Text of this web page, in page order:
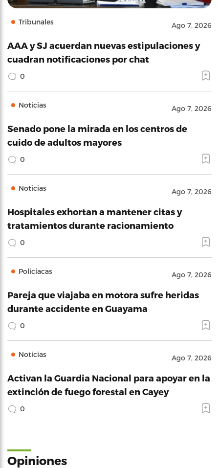
Tribunales Ago 7, 2026
AAA y SJ acuerdan nuevas estipulaciones y
cuadran notificaciones por chat
0
Noticias Ago 7, 2026
Senado pone la mirada en los centros de
cuido de adultos mayores
0
Noticias Ago 7, 2026
Hospitales exhortan a mantener citas y
tratamientos durante racionamiento
0
Policíacas Ago 7, 2026
Pareja que viajaba en motora sufre heridas
durante accidente en Guayama
0
Noticias Ago 7, 2026
Activan la Guardia Nacional para apoyar en la
extinción de fuego forestal en Cayey
0
Opiniones